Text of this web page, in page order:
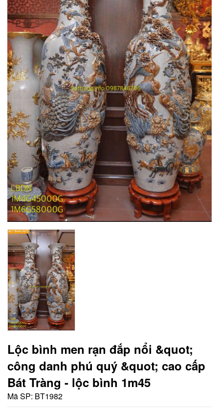
Lộc bình men rạn đắp nổi &quot;
công danh phú quý &quot; cao cấp
Bát Tràng - lộc bình 1m45
Mã SP: BT1982